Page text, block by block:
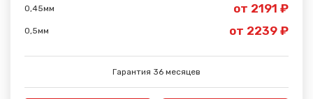
0,45мм от 2191 ₽
0,5мм от 2239 ₽
Гарантия 36 месяцев